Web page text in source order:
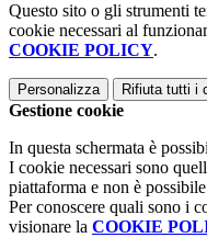
Questo sito o gli strumenti
cookie necessari al
COOKIE POLICY.
Personalizza Rifiuta tutti i
Gestione cookie
In questa schermata è
I cookie necessari sono
piattaforma e non è
Per conoscere quali sono i
visionare la COOKIE